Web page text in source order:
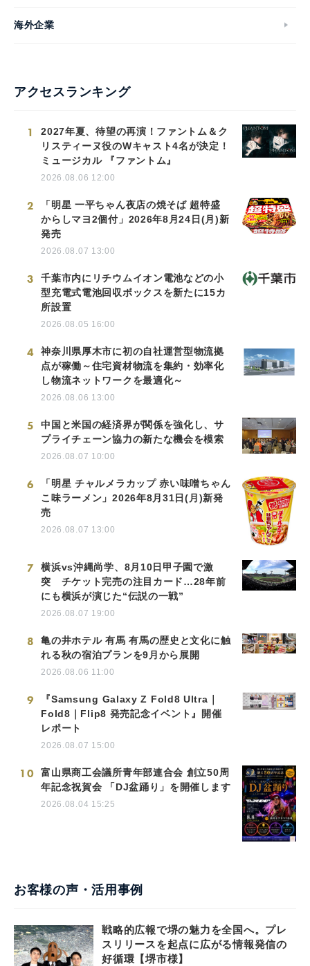
海外企業
アクセスランキング
1
2027年夏、待望の再演！ファントム＆ク
リスティーヌ役のWキャスト4名が決定！
ミュージカル 『ファントム』
2026.08.06 12:00
2
「明星 一平ちゃん夜店の焼そば 超特盛
からしマヨ2個付」2026年8月24日(月)新
発売
2026.08.07 13:00
3
千葉市内にリチウムイオン電池などの小
型充電式電池回収ボックスを新たに15カ
所設置
2026.08.05 16:00
4
神奈川県厚木市に初の自社運営型物流拠
点が稼働～住宅資材物流を集約・効率化
し物流ネットワークを最適化～
2026.08.06 13:00
5
中国と米国の経済界が関係を強化し、サ
プライチェーン協力の新たな機会を模索
2026.08.07 10:00
6
「明星 チャルメラカップ 赤い味噌ちゃん
こ味ラーメン」2026年8月31日(月)新発
売
2026.08.07 13:00
7
横浜vs沖縄尚学、8月10日甲子園で激
突 チケット完売の注目カード…28年前
にも横浜が演じた“伝説の一戦”
2026.08.07 19:00
8
亀の井ホテル 有馬 有馬の歴史と文化に触
れる秋の宿泊プランを9月から展開
2026.08.06 11:00
9
『Samsung Galaxy Z Fold8 Ultra｜
Fold8｜Flip8 発売記念イベント』開催
レポート
2026.08.07 15:00
10
富山県商工会議所青年部連合会 創立50周
年記念祝賀会 「DJ盆踊り」を開催します
2026.08.04 15:25
お客様の声・活用事例
戦略的広報で堺の魅力を全国へ。プレ
スリリースを起点に広がる情報発信の
好循環【堺市様】